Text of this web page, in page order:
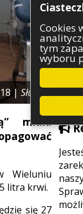
|Służby
miała
Wieluniu
litra krwi.
się 27
Cookies
tym
wyboru